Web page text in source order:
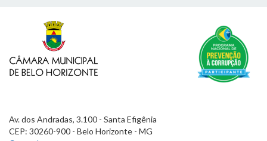
Av. dos Andradas, 3.100 - Santa Efigênia
CEP: 30260-900 - Belo Horizonte - MG